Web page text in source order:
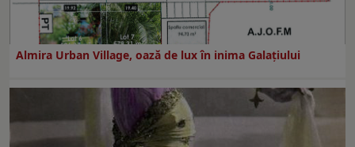
Almira Urban Village, oază de lux în inima Galațiului